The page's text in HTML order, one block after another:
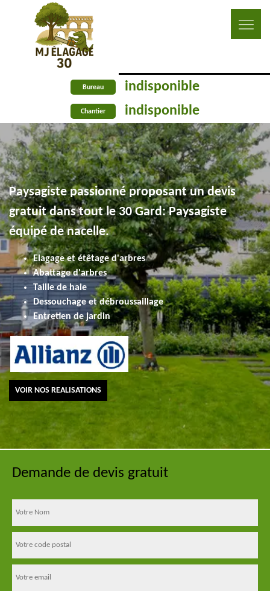
Bureau indisponible
Chantier indisponible
Paysagiste passionné proposant un devis
gratuit dans tout le 30 Gard: Paysagiste
équipé de nacelle.
Elagage et étêtage d'arbres
Abattage d'arbres
Taille de haie
Dessouchage et débroussaillage
Entretien de jardin
VOIR NOS REALISATIONS
Demande de devis gratuit